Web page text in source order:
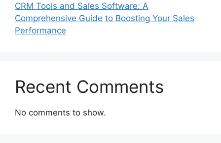
CRM Tools and Sales Software: A
Comprehensive Guide to Boosting Your Sales
Performance
Recent Comments
No comments to show.